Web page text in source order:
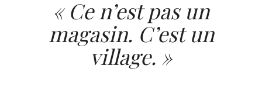
« Ce n’est pas un
magasin. C’est un
village. »